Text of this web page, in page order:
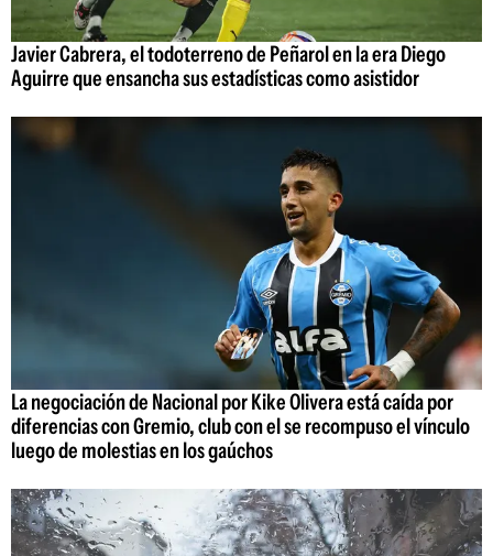
Javier Cabrera, el todoterreno de Peñarol en la era Diego
Aguirre que ensancha sus estadísticas como asistidor
La negociación de Nacional por Kike Olivera está caída por
diferencias con Gremio, club con el se recompuso el vínculo
luego de molestias en los gaúchos